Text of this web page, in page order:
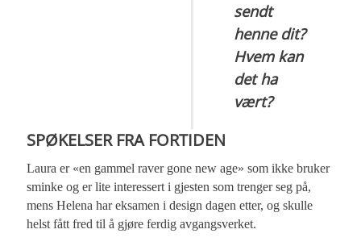
sendt
henne dit?
Hvem kan
det ha
vært?
SPØKELSER FRA FORTIDEN
Laura er «en gammel raver gone new age» som ikke bruker
sminke og er lite interessert i gjesten som trenger seg på,
mens Helena har eksamen i design dagen etter, og skulle
helst fått fred til å gjøre ferdig avgangsverket.